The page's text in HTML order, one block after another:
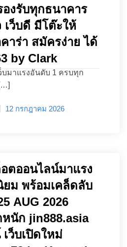
องรับทุกธนาคาร
เว็บดี มีโต๊ะให้
คาร่า สมัครง่าย ได้
by Clark
บมาแรงอันดับ 1 ครบทุก
12 กรกฎาคม 2026
ตออนไลน์มาแรง
ยม พร้อมเคล็ดลับ
AUG 2026
นัก jin888.asia
ว็บเปิดใหม่